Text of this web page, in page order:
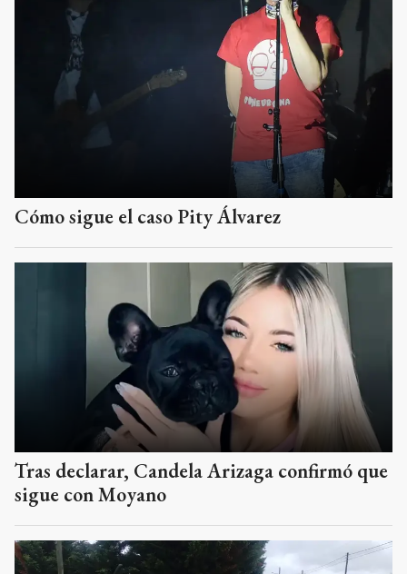
Cómo sigue el caso Pity Álvarez
Tras declarar, Candela Arizaga confirmó que
sigue con Moyano